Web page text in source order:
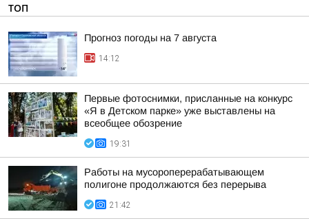
ТОП
Прогноз погоды на 7 августа
14:12
Первые фотоснимки, присланные на конкурс
«Я в Детском парке» уже выставлены на
всеобщее обозрение
19:31
Работы на мусороперерабатывающем
полигоне продолжаются без перерыва
21:42